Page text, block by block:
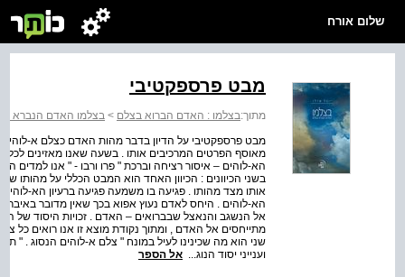
שלום אורח
מבט פרספקטיבי
מתוך:בצלמו : האדם הברוא בצלם > בצלמו האדם הנברא
מבט פרספקטיבי על הדיון בדבר מהות האדם כצלם א-
מאוסף הפרטים המרכיבים אותו . בשעה שאנו מאזינים לכלל
הא-לוהים – איסור רציחה וברכת " פרו ורבו - " אנו למדים
בשני הכיוונים : הכיוון האחד הוא המבט הכללי על
אותו מצד מהותו . פגיעה בו משמעה פגיעה ברעיון הא-
הא-לוהים . היחס לאדם נעוץ אפוא בכך שאין מדובר באיבר
אל הנשגב והנאצל שבברואים – האדם . זכויות היסוד של
מתייחסים אל האדם , ומתוך נקודת מוצא זו אנו רואים כל
שני הוא מה שכינינו לעיל במונח " צלם א-לוהים הנסוג . "
וענייני יסוד הנוג... אל הספר